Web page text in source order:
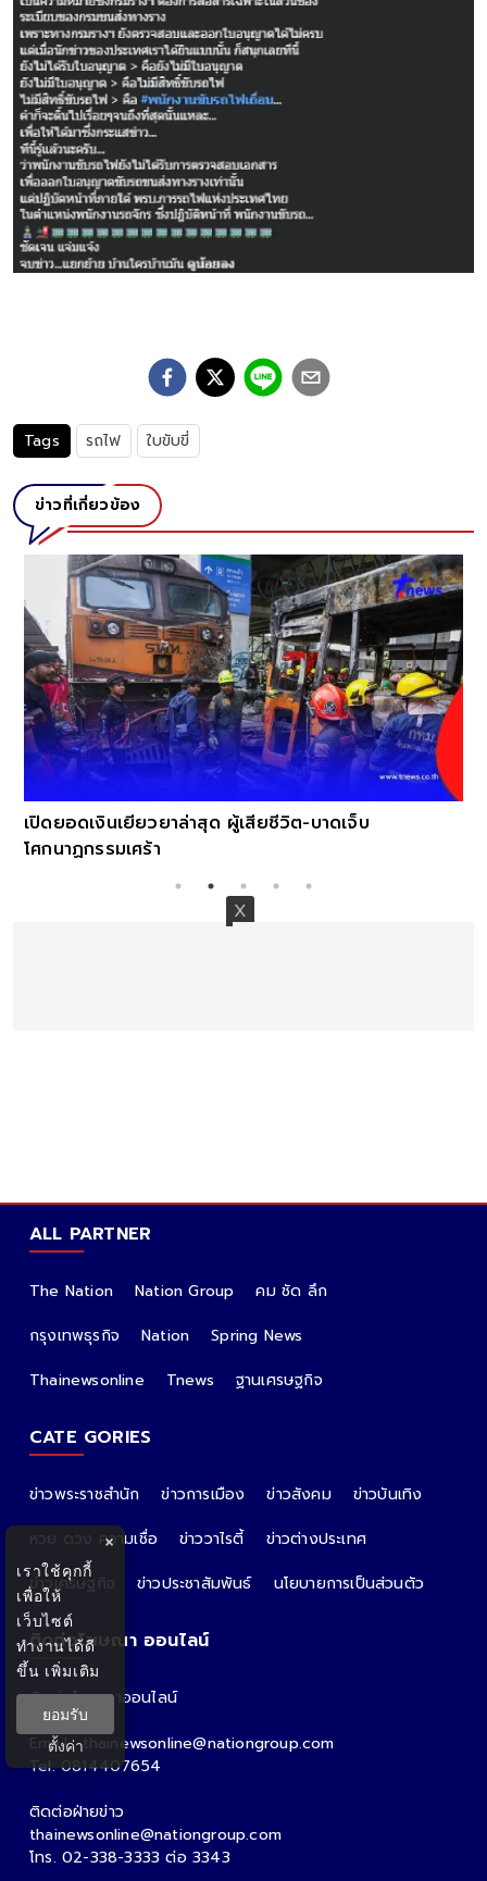
Tags รถไฟ ใบขับขี่
ข่าวที่เกี่ยวข้อง
เปิดยอดเงินเยียวยาล่าสุด ผู้เสียชีวิต-บาดเจ็บ
โศกนาฏกรรมเศร้า
ALL PARTNER
The Nation Nation Group
คม ชัด ลึก
กรุงเทพธุรกิจ
Nation
Spring News
Thainewsonline
Tnews ฐานเศรษฐกิจ
CATE GORIES
ข่าวพระราชสำนัก ข่าวการเมือง ข่าวสังคม
ข่าวบันเทิง
หวย ดวง ความเชื่อ
ข่าววาไรตี้
ข่าวต่างประเทศ
ข่าวเศรษฐกิจ
ข่าวประชาสัมพันธ์ นโยบายการเป็นส่วนตัว
ติดต่อโฆษณา ออนไลน์
ติดต่อโฆษณาออนไลน์
คุณอ้อ
Email : thainewsonline@nationgroup.com
Tel: 0814407654
ติดต่อฝ่ายข่าว
thainewsonline@nationgroup.com
โทร. 02-338-3333 ต่อ 3343
×
เราใช้คุกกี้
เพื่อให้
เว็บไซต์
ทำงานได้ดี
ขึ้น เพิ่มเติม
ยอมรับ
ตั้งค่า